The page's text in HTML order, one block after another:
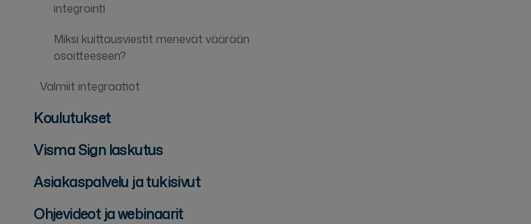
integrointi
Miksi kuittausviestit menevät väärään
osoitteeseen?
Valmiit integraatiot
Koulutukset
Visma Sign laskutus
Asiakaspalvelu ja tukisivut
Ohjevideot ja webinaarit